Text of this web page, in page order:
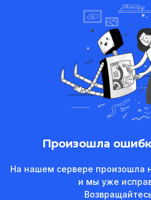
Произошла
На нашем сервере произошла
и мы уже